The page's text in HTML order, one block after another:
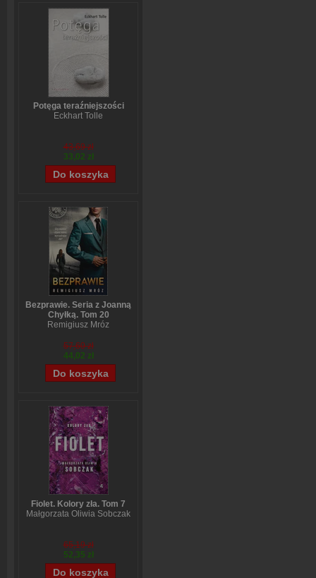
Potęga teraźniejszości
Eckhart Tolle
43,69 zł
33,02 zł
Bezprawie. Seria z Joanną
Chyłką. Tom 20
Remigiusz Mróz
57,60 zł
44,02 zł
Fiolet. Kolory zła. Tom 7
Małgorzata Oliwia Sobczak
65,19 zł
52,35 zł